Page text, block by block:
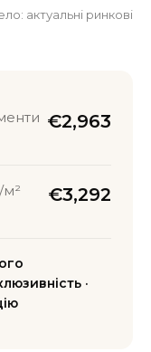
актуальні ринкові
€2,963
м²
€3,292
·